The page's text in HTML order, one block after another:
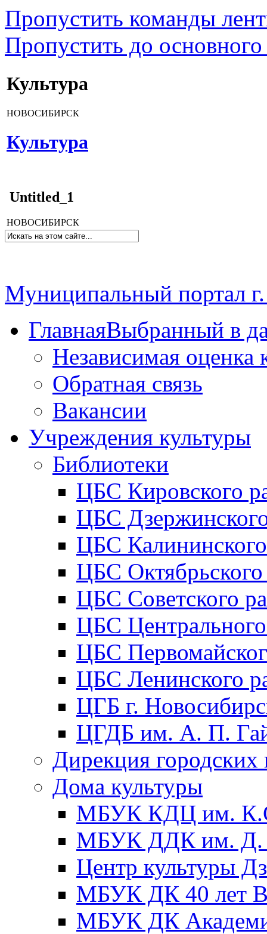
Пропустить команды
Пропустить до основного
Культура
НОВОСИБИРСК
Культура
Untitled_1
НОВОСИБИРСК
Муниципальный портал
ГлавнаяВыбранный в
Независимая оценка
Обратная связь
Вакансии
Учреждения культуры
Библиотеки
ЦБС Кировского
ЦБС
ЦБС
ЦБС
ЦБС Советского
ЦБС
ЦБС
ЦБС Ленинского
ЦГБ г.
ЦГДБ им. А. П.
Дирекция городских
Дома культуры
МБУК КДЦ им.
МБУК ДДК им. Д.
Центр культуры
МБУК ДК 40 лет
МБУК ДК